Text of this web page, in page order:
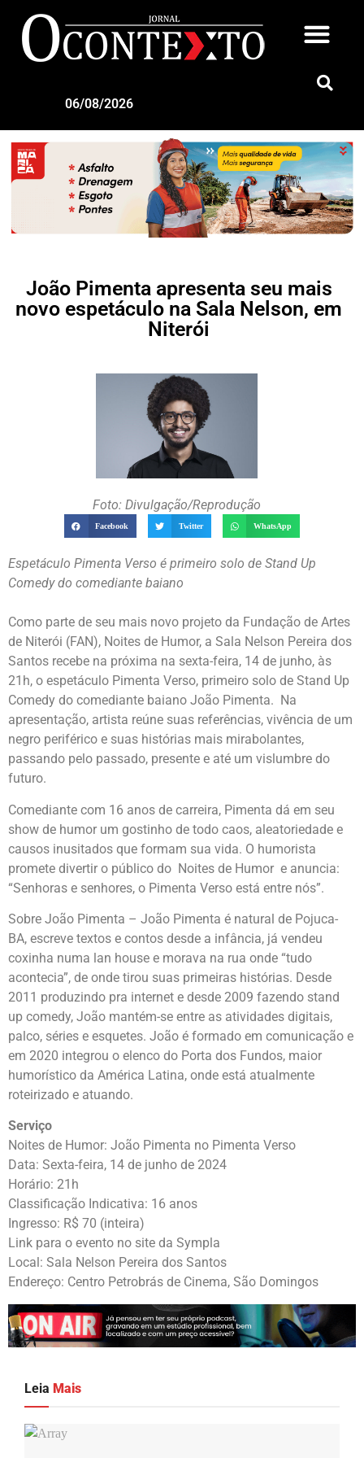
06/08/2026
João Pimenta apresenta seu mais
novo espetáculo na Sala Nelson, em
Niterói
Foto: Divulgação/Reprodução
Facebook Twitter WhatsApp
Espetáculo Pimenta Verso é primeiro solo de Stand Up
Comedy do comediante baiano
Como parte de seu mais novo projeto da Fundação de Artes
de Niterói (FAN), Noites de Humor, a Sala Nelson Pereira dos
Santos recebe na próxima na sexta-feira, 14 de junho, às
21h, o espetáculo Pimenta Verso, primeiro solo de Stand Up
Comedy do comediante baiano João Pimenta. Na
apresentação, artista reúne suas referências, vivência de um
negro periférico e suas histórias mais mirabolantes,
passando pelo passado, presente e até um vislumbre do
futuro.
Comediante com 16 anos de carreira, Pimenta dá em seu
show de humor um gostinho de todo caos, aleatoriedade e
causos inusitados que formam sua vida. O humorista
promete divertir o público do Noites de Humor e anuncia:
“Senhoras e senhores, o Pimenta Verso está entre nós”.
Sobre João Pimenta – João Pimenta é natural de Pojuca-
BA, escreve textos e contos desde a infância, já vendeu
coxinha numa lan house e morava na rua onde “tudo
acontecia”, de onde tirou suas primeiras histórias. Desde
2011 produzindo pra internet e desde 2009 fazendo stand
up comedy, João mantém-se entre as atividades digitais,
palco, séries e esquetes. João é formado em comunicação e
em 2020 integrou o elenco do Porta dos Fundos, maior
humorístico da América Latina, onde está atualmente
roteirizado e atuando.
Serviço
Noites de Humor: João Pimenta no Pimenta Verso
Data: Sexta-feira, 14 de junho de 2024
Horário: 21h
Classificação Indicativa: 16 anos
Ingresso: R$ 70 (inteira)
Link para o evento no site da Sympla
Local: Sala Nelson Pereira dos Santos
Endereço: Centro Petrobrás de Cinema, São Domingos
Leia Mais